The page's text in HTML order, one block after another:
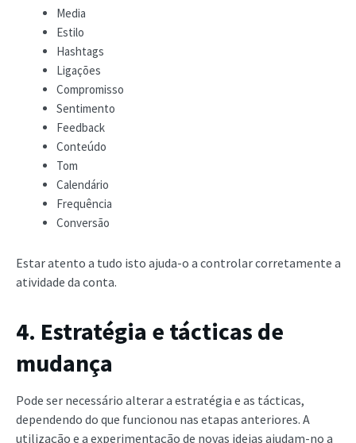
Media
Estilo
Hashtags
Ligações
Compromisso
Sentimento
Feedback
Conteúdo
Tom
Calendário
Frequência
Conversão
Estar atento a tudo isto ajuda-o a controlar corretamente a
atividade da conta.
4. Estratégia e tácticas de
mudança
Pode ser necessário alterar a estratégia e as tácticas,
dependendo do que funcionou nas etapas anteriores. A
utilização e a experimentação de novas ideias ajudam-no a